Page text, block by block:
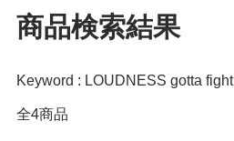
商品検索結果
Keyword : LOUDNESS gotta fight
全4商品